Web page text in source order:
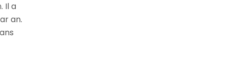
Il a
an.